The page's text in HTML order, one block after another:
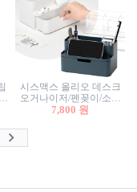
/
시스맥스 올리오 데스크
오거나이저/펜꽂이/소품
꽂이/소품함/정리함/수납
7,800 원